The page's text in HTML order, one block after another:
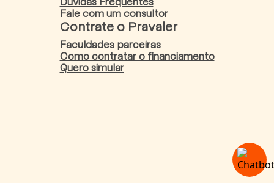
Fale com um consultor
Contrate o Pravaler
Faculdades parceiras
Como contratar o financiamento
Quero simular